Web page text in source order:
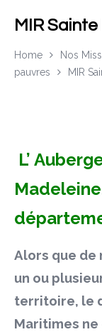
MIR
Home Nos
pauvres
MIR
L’
Alors que de
un ou
territoire, le
Maritimes